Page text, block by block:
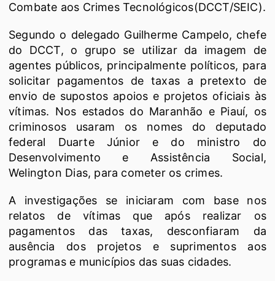
Combate aos Crimes Tecnológicos(DCCT/SEIC).
Segundo o delegado Guilherme Campelo, chefe
do DCCT, o grupo se utilizar da imagem de
agentes públicos, principalmente políticos, para
solicitar pagamentos de taxas a pretexto de
envio de supostos apoios e projetos oficiais às
vítimas. Nos estados do Maranhão e Piauí, os
criminosos usaram os nomes do deputado
federal Duarte Júnior e do ministro do
Desenvolvimento e Assistência Social,
Welington Dias, para cometer os crimes.
A investigações se iniciaram com base nos
relatos de vítimas que após realizar os
pagamentos das taxas, desconfiaram da
ausência dos projetos e suprimentos aos
programas e municípios das suas cidades.